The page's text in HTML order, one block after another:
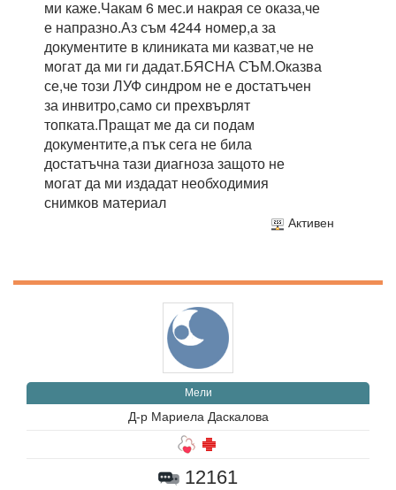
ми каже.Чакам 6 мес.и накрая се оказа,че
е напразно.Аз съм 4244 номер,а за
документите в клиниката ми казват,че не
могат да ми ги дадат.БЯСНА СЪМ.Оказва
се,че този ЛУФ синдром не е достатъчен
за инвитро,само си прехвърлят
топката.Пращат ме да си подам
документите,а пък сега не била
достатъчна тази диагноза защото не
могат да ми издадат необходимия
снимков материал
Активен
Мели
Д-р Мариела Даскалова
12161